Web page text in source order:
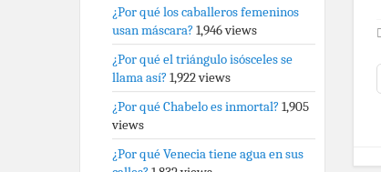
¿Por qué los caballeros femeninos
usan máscara? 1,946 views
¿Por qué el triángulo isósceles se
llama así? 1,922 views
¿Por qué Chabelo es inmortal? 1,905
views
¿Por qué Venecia tiene agua en sus